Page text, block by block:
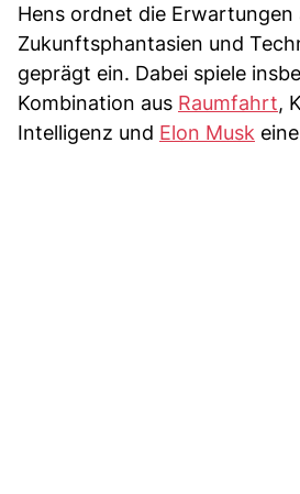
Hens ordnet die Erwartungen
Zukunftsphantasien und
geprägt ein. Dabei spiele
Kombination aus Raumfahrt,
Intelligenz und Elon Musk